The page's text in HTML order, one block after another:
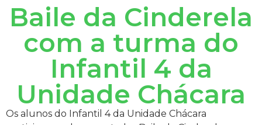
Baile da Cinderela
com a turma do
Infantil 4 da
Unidade Chácara
Os alunos do Infantil 4 da Unidade Chácara